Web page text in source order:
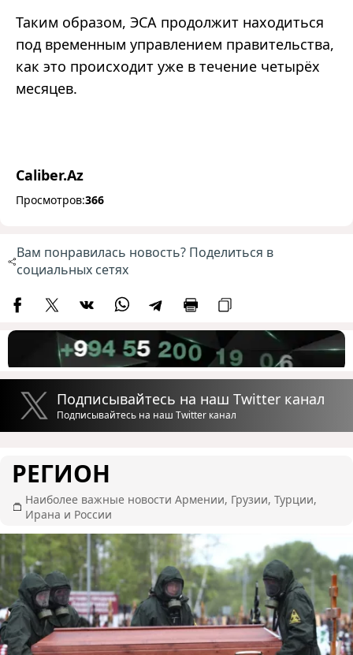
Таким образом, ЭСА продолжит находиться
под временным управлением правительства,
как это происходит уже в течение четырёх
месяцев.
Caliber.Az
Просмотров:366
Вам понравилась новость? Поделиться в
социальных сетях
Подписывайтесь на наш Twitter канал
Подписывайтесь на наш Twitter канал
РЕГИОН
Наиболее важные новости Армении, Грузии, Турции,
Ирана и России